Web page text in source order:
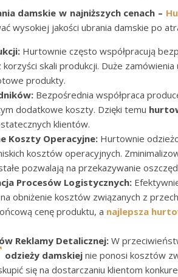
damskie w najniższych cenach –
wysokiej jakości ubrania damskie po
Hurtownie często współpracują
skali produkcji. Duże
produkty.
Bezpośrednia współpraca
dodatkowe koszty. Dzięki temu
klientów.
Koszty Operacyjne: Hurtownie
kosztów operacyjnych.
pozwalają na przekazywanie
Procesów Logistycznych:
obniżenie kosztów związanych z
cenę produktu, a najlepsza
Reklamy Detalicznej:W
odzieży damskiej nie ponosi kosztów
się na dostarczaniu klientom